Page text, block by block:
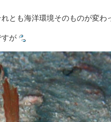
とも海洋環境そのものが変わ
が